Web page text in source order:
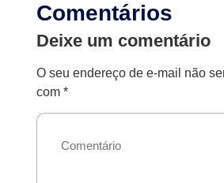
Comentários
Deixe um comentário
O seu endereço de e-mail não
com*